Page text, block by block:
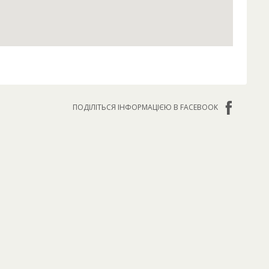
ПОДІЛІТЬСЯ ІНФОРМАЦІЄЮ В FACEBOOK